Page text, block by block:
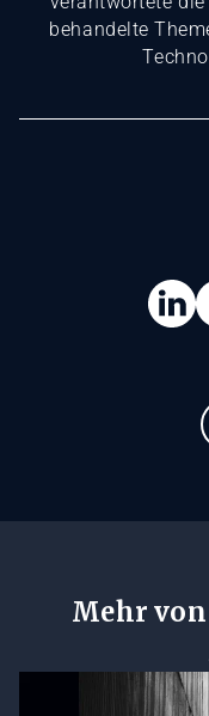
behandelte
Mehr